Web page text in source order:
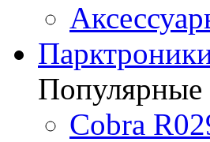
Популярные
Cobra